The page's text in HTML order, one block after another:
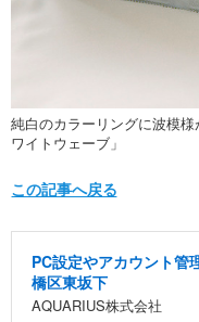
純白のカラーリングに波模
ワイトウェーブ」
この記事へ戻る
PC設定やアカウント管
橋区東坂下
AQUARIUS株式会社